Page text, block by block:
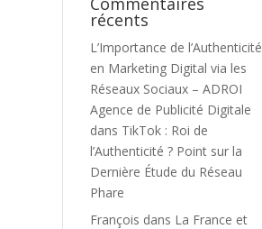
récents
L’Importance de l’Authenticité
en Marketing Digital via les
Réseaux Sociaux – ADROI
Agence de Publicité Digitale
dans TikTok : Roi de
l’Authenticité ? Point sur la
Dernière Étude du Réseau
Phare
François dans La France et